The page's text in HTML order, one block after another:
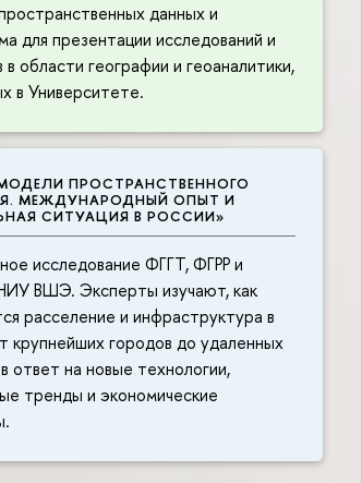
данных и
для презентации исследований и
в области географии и геоаналитики,
в Университете.
ПРОСТРАНСТВЕННОГО
МЕЖДУНАРОДНЫЙ ОПЫТ И
СИТУАЦИЯ В РОССИИ»
исследование ФГГТ, ФГРР и
ВШЭ. Эксперты изучают, как
расселение и инфраструктура в
крупнейших городов до удаленных
ответ на новые технологии,
тренды и экономические